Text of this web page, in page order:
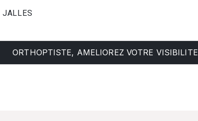
ORTHOPTISTE, AMELIOREZ VOTRE VISIBILITE